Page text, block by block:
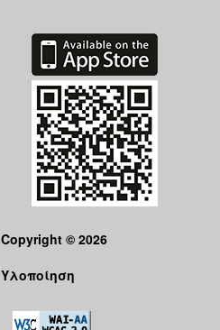
Copyright © 2026
Υλοποίηση